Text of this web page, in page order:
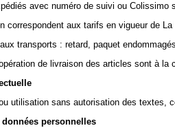
avec numéro de suivi ou
correspondent aux tarifs en vigueur de
transports : retard, paquet
de livraison des articles sont à la
utilisation sans autorisation des textes,
personnelles